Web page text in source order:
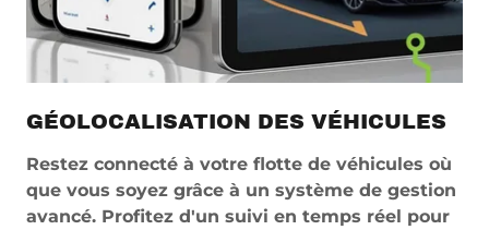
GÉOLOCALISATION DES VÉHICULES
Restez connecté à votre flotte de véhicules où
que vous soyez grâce à un système de gestion
avancé. Profitez d'un suivi en temps réel pour